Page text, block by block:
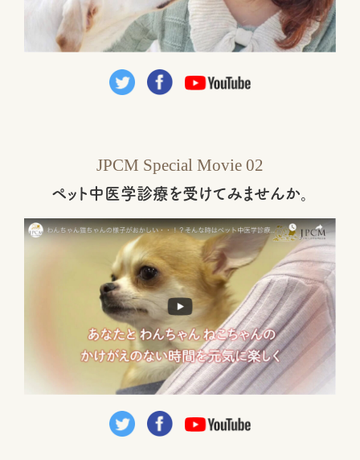
JPCM Special Movie 02
ペット中医学診療を受けてみませんか。